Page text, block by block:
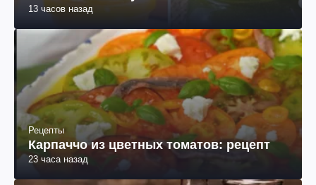
Рецепты
По вкусу как киви: рецепт варенья из
кабачков не зиму
13 часов назад